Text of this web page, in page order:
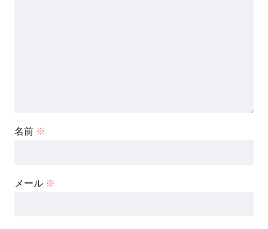
名前 ※
メール ※